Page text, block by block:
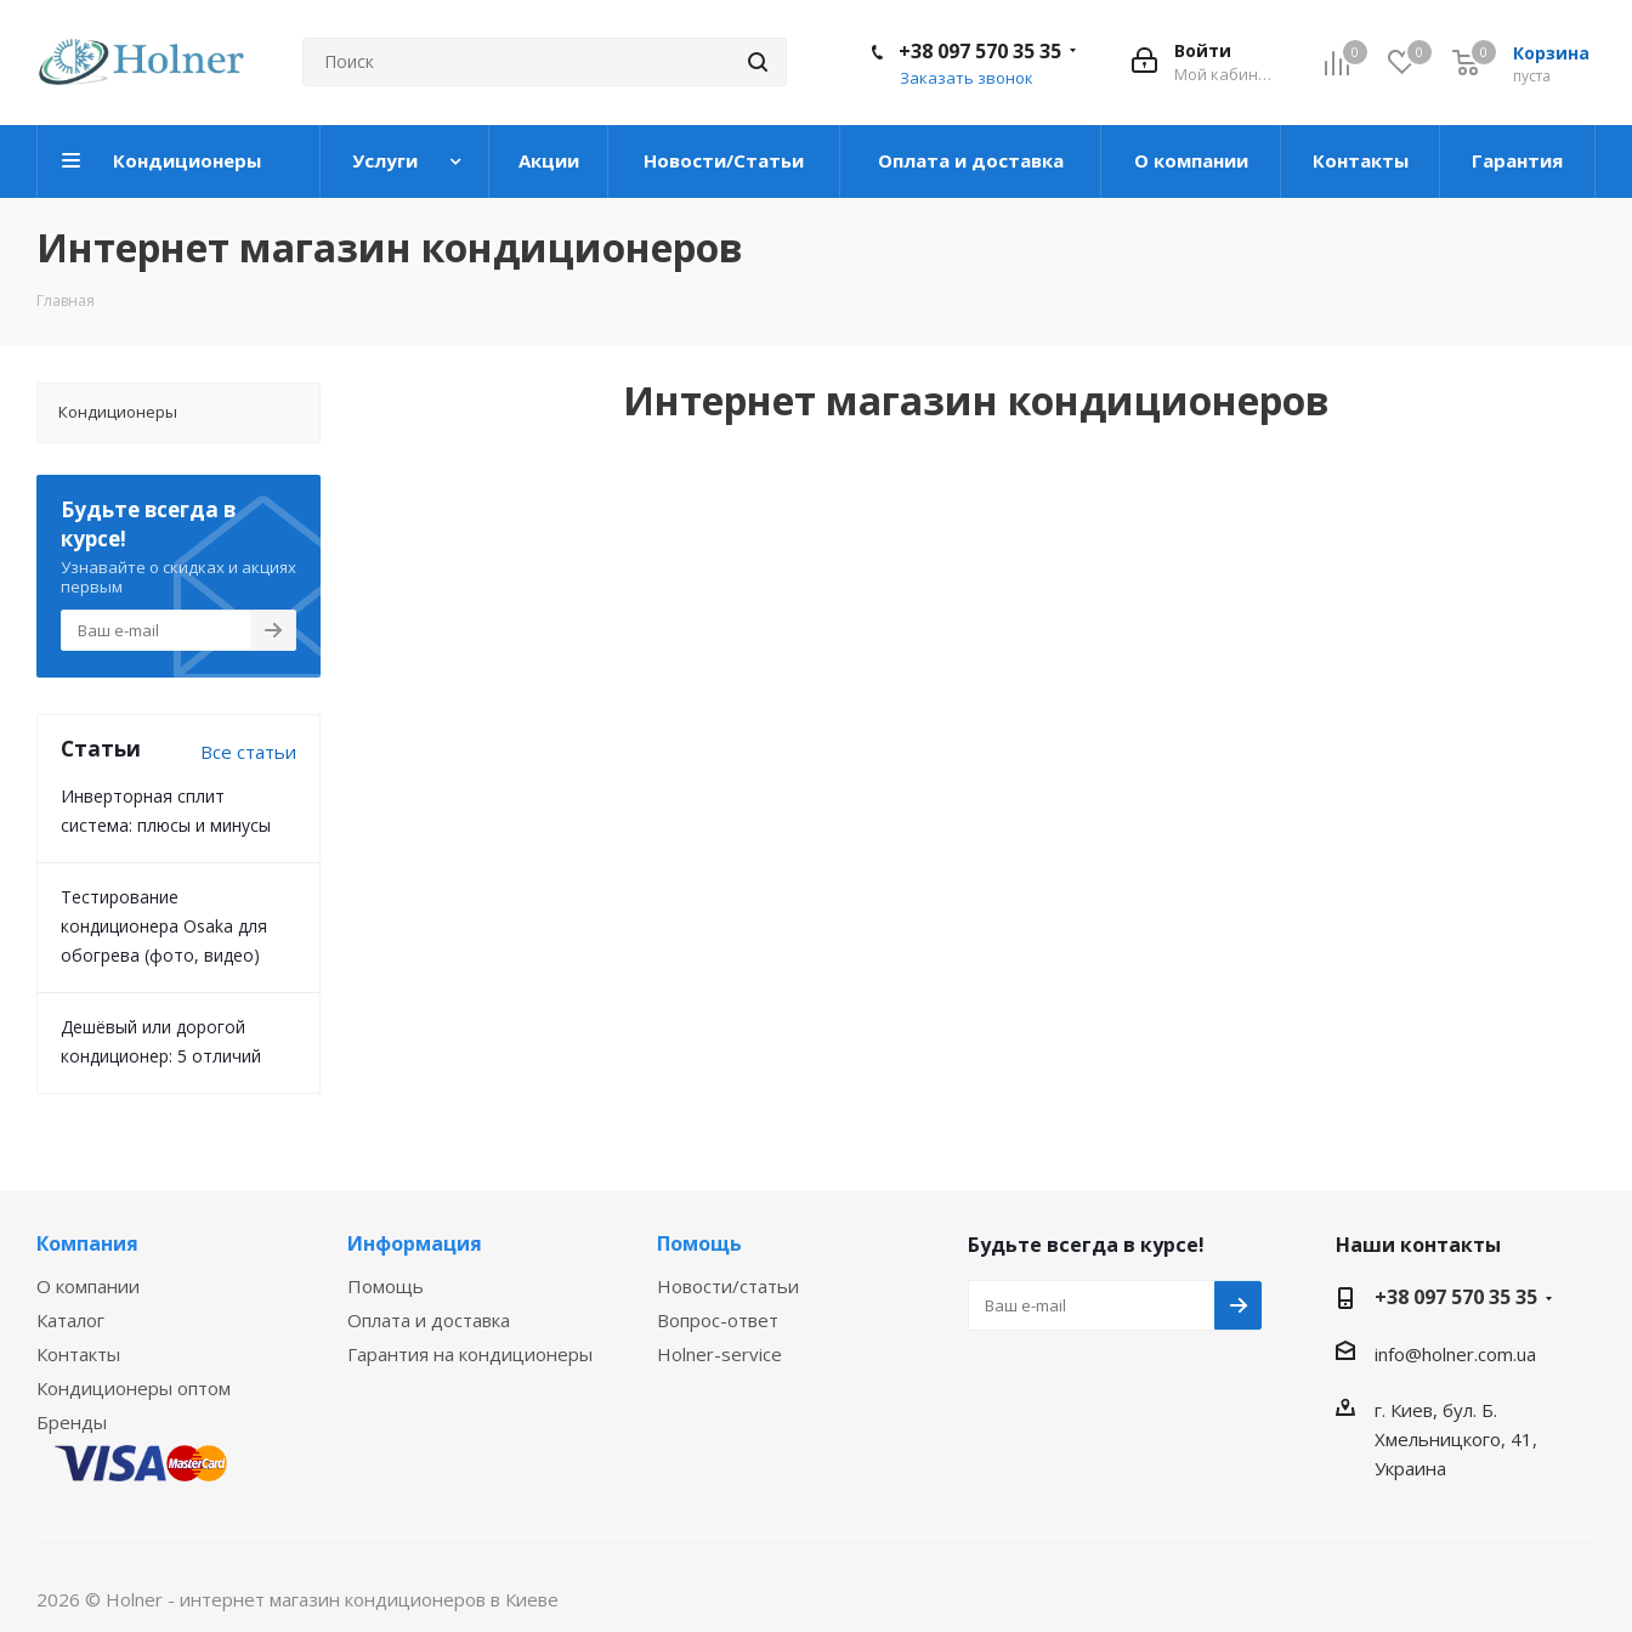
0 0 Корзина
пуста
0
Войти
Мой кабинет
+38 097 570 35 35
Заказать звонок
Кондиционеры Услуги Акции Новости/Статьи Оплата и доставка О компании Контакты Гарантия
Интернет магазин кондиционеров
Главная
Интернет магазин кондиционеров
Кондиционеры
Будьте всегда в
курсе!
Узнавайте о скидках и акциях
первым
Статьи Все статьи
Инверторная сплит
система: плюсы и минусы
Тестирование
кондиционера Osaka для
обогрева (фото, видео)
Дешёвый или дорогой
кондиционер: 5 отличий
Компания
О компании
Каталог
Контакты
Кондиционеры оптом
Бренды
Информация
Помощь
Оплата и доставка
Гарантия на кондиционеры
Помощь
Новости/статьи
Вопрос-ответ
Holner-service
Будьте всегда в курсе!
Наши контакты
+38 097 570 35 35
info@holner.com.ua
г. Киев, бул. Б.
Хмельницкого, 41,
Украина
2026 © Holner - интернет магазин кондиционеров в Киеве